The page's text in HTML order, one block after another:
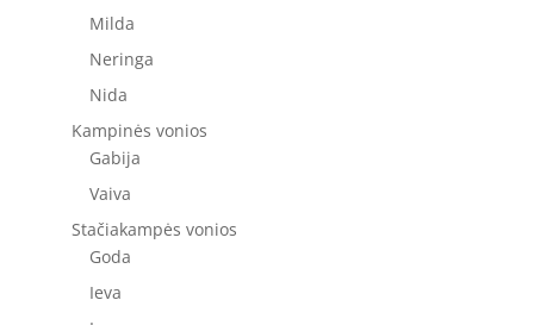
Milda
Neringa
Nida
Kampinės vonios
Gabija
Vaiva
Stačiakampės vonios
Goda
Ieva